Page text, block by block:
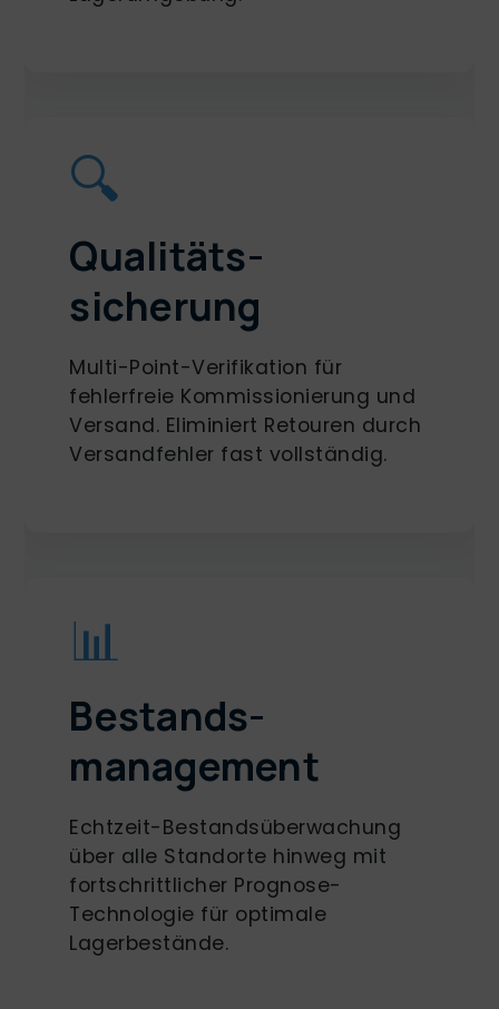
🔍
Qualitäts-
sicherung
Multi-Point-Verifikation für
fehlerfreie Kommissionierung und
Versand. Eliminiert Retouren durch
Versandfehler fast vollständig.
📊
Bestands-
management
Echtzeit-Bestandsüberwachung
über alle Standorte hinweg mit
fortschrittlicher Prognose-
Technologie für optimale
Lagerbestände.